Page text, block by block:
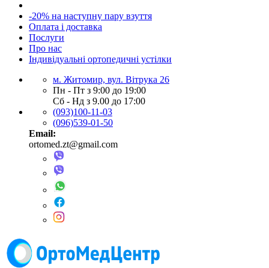
-20% на наступну пару взуття
Оплата і доставка
Послуги
Про нас
Індивідуальні ортопедичні устілки
м. Житомир, вул. Вітрука 26
Пн - Пт з 9:00 до 19:00
Сб - Нд з 9.00 до 17:00
(093)100-11-03
(096)539-01-50
Email:
ortomed.zt@gmail.com